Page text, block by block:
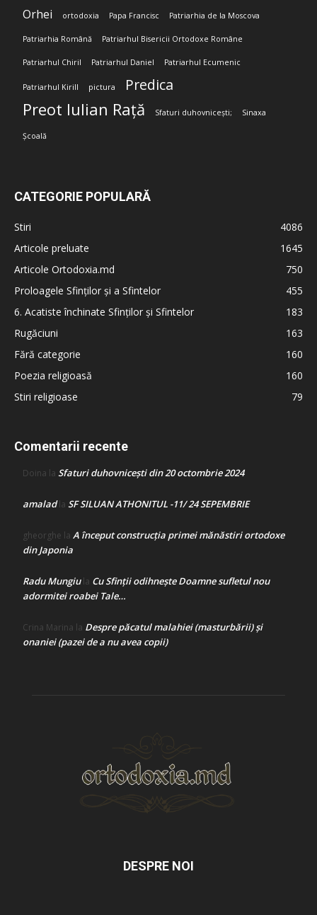
Orhei ortodoxia Papa Francisc Patriarhia de la Moscova
Patriarhia Română Patriarhul Bisericii Ortodoxe Române
Patriarhul Chiril Patriarhul Daniel Patriarhul Ecumenic
Patriarhul Kirill pictura Predica
Preot Iulian Rață Sfaturi duhovnicești; Sinaxa
Școală
CATEGORIE POPULARĂ
Stiri
4086
Articole preluate
1645
Articole Ortodoxia.md
750
Proloagele Sfinților și a Sfintelor
455
6. Acatiste închinate Sfinților și Sfintelor
183
Rugăciuni
163
Fără categorie
160
Poezia religioasă
160
Stiri religioase
79
Comentarii recente
Doina la Sfaturi duhovnicești din 20 octombrie 2024
amaladla SF SILUAN ATHONITUL -11/ 24 SEPEMBRIE
gheorghe la A început construcţia primei mănăstiri ortodoxe
din Japonia
Radu Mungiula Cu Sfinții odihnește Doamne sufletul nou
adormitei roabei Tale…
Crina Marina la Despre păcatul malahiei (masturbării) şi
onaniei (pazei de a nu avea copii)
DESPRE NOI